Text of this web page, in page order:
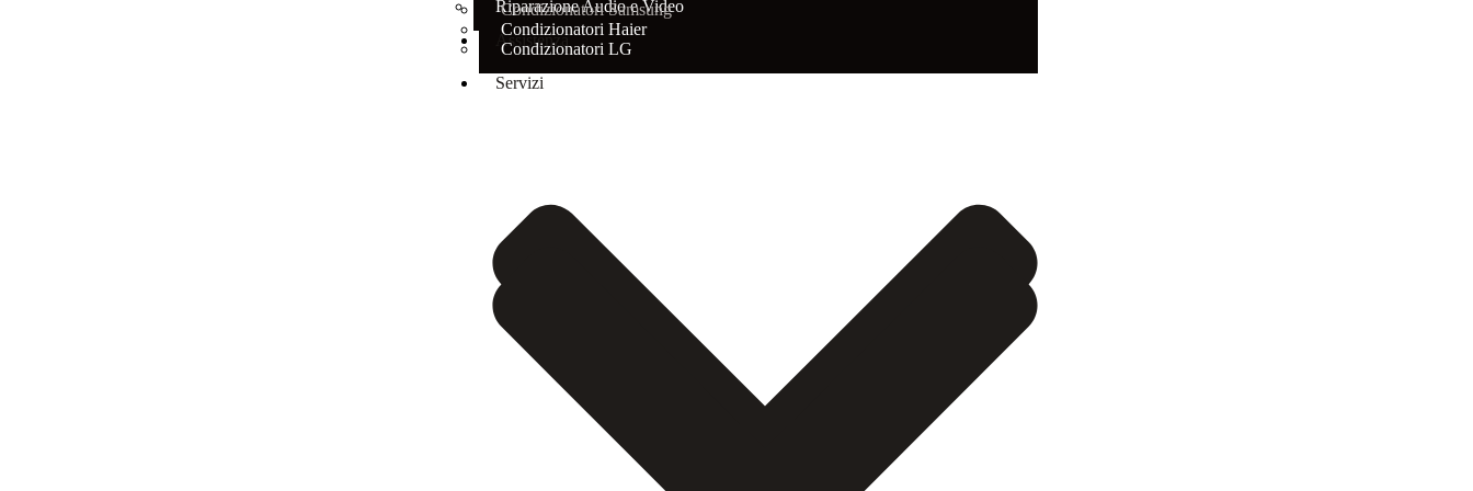
Riparazione Audio e Video
Assistenza
Condizionatori Samsung
Condizionatori Haier
Condizionatori LG
Servizi